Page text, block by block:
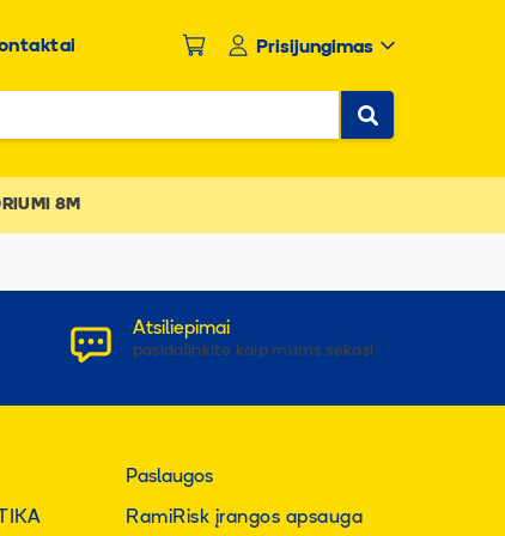
Prisijungimas
8M
Atsiliepimai
pasidalinkite kaip mums sekasi
Paslaugos
RamiRisk įrangos apsauga